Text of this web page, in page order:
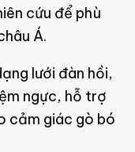
cứu để phù
Á.
lưới đàn hồi,
ngực, hỗ trợ
cảm giác gò bó